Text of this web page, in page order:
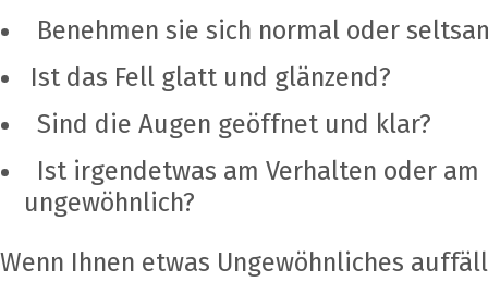
Benehmen sie sich normal oder
Ist das Fell glatt und glänzend?
Sind die Augen geöffnet und klar?
Ist irgendetwas am Verhalten oder
ungewöhnlich?
Wenn Ihnen etwas Ungewöhnliches